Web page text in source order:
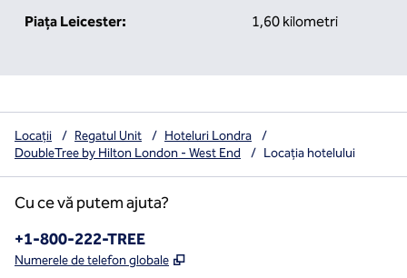
Piața Leicester:
1,60 kilometri
Locații / Regatul Unit / Hoteluri Londra
/
DoubleTree by Hilton London - West End
/ Locația hotelului
Cu ce vă putem ajuta?
Telefon:
+1-800-222-TREE
Numerele de telefon globale ,